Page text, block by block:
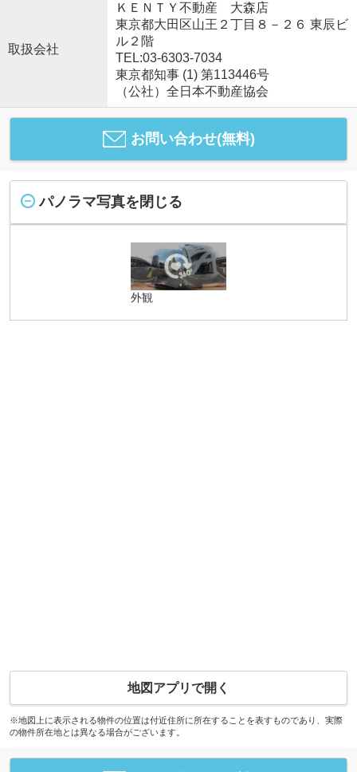
取扱会社
ＫＥＮＴＹ不動産 大森店
東京都大田区山王２丁目８－２６ 東辰ビ
ル２階
TEL:03-6303-7034
東京都知事 (1) 第113446号
（公社）全日本不動産協会
お問い合わせ(無料)
パノラマ写真を閉じる
外観
地図アプリで開く
※地図上に表示される物件の位置は付近住所に所在することを表すものであり、実際
の物件所在地とは異なる場合がございます。